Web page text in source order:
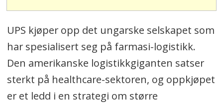
UPS kjøper opp det ungarske selskapet som
har spesialisert seg på farmasi-logistikk.
Den amerikanske logistikkgiganten satser
sterkt på healthcare-sektoren, og oppkjøpet
er et ledd i en strategi om større